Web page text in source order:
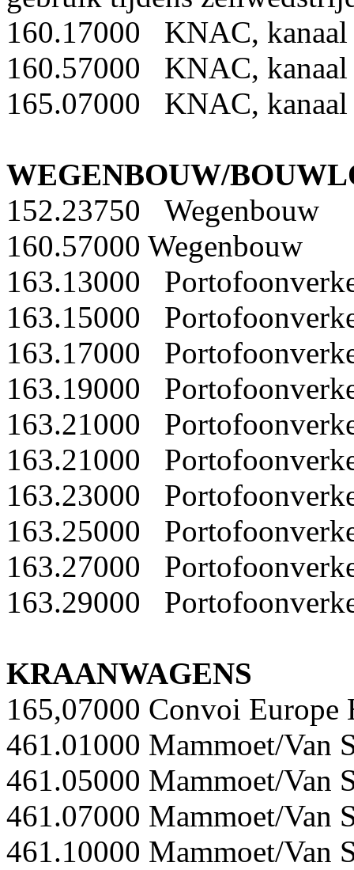
160.17000 KNAC,
160.57000 KNAC,
165.07000 KNAC, kanaal
WEGENBOUW/
152.23750 Wegenbouw
160.57000 Wegenbouw
163.13000
163.15000
163.17000
163.19000
163.21000
163.21000
163.23000
163.25000
163.27000
163.29000
KRAANWAGENS
165,07000 Convoi Europe
461.01000 Mammoet/Van
461.05000 Mammoet/Van
461.07000 Mammoet/Van
461.10000 Mammoet/Van